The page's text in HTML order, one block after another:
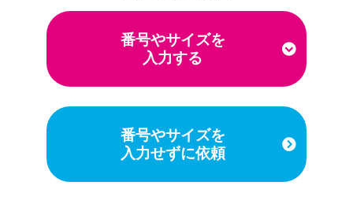
番号やサイズを
入力する
番号やサイズを
入力せずに依頼